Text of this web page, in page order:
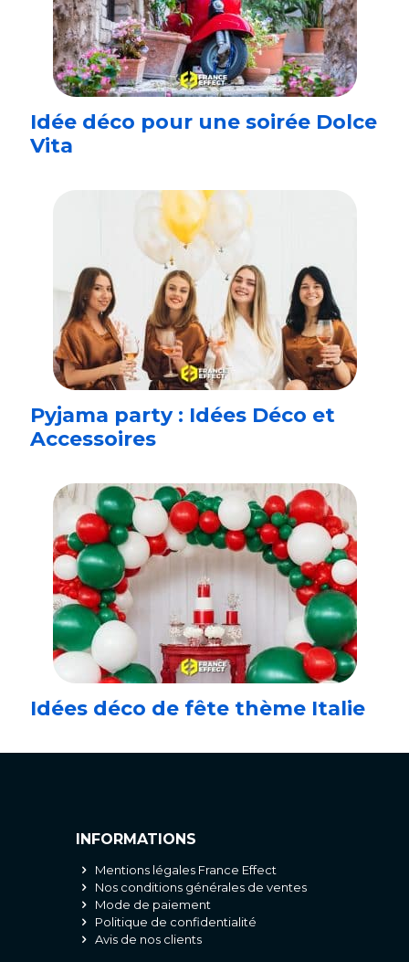
Idée déco pour une soirée Dolce
Vita
Pyjama party : Idées Déco et
Accessoires
Idées déco de fête thème Italie
INFORMATIONS
Mentions légales France Effect
Nos conditions générales de ventes
Mode de paiement
Politique de confidentialité
Avis de nos clients